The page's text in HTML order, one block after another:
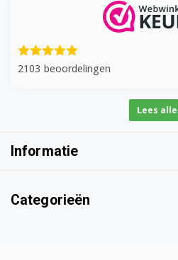
2103 beoordelingen
Lees
Informatie
Categorieën